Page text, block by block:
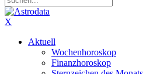
X
Aktuell
Wochenhoroskop
Finanzhoroskop